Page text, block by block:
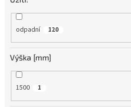
odpadní 120
Výška [mm]
1500 1